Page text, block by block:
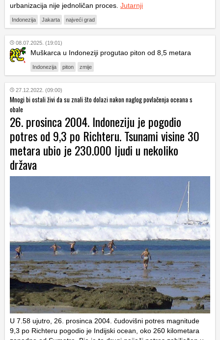
urbanizacija nije jednoličan proces. Jutarnji
Indonezija Jakarta najveći grad
08.07.2025. (19:01)
Muškarca u Indoneziji progutao piton od 8,5 metara
Indonezija piton zmije
27.12.2022. (09:00)
Mnogi bi ostali živi da su znali što dolazi nakon naglog povlačenja oceana s
obale
26. prosinca 2004. Indoneziju je pogodio
potres od 9,3 po Richteru. Tsunami visine 30
metara ubio je 230.000 ljudi u nekoliko
država
U 7.58 ujutro, 26. prosinca 2004. čudovišni potres magnitude
9,3 po Richteru pogodio je Indijski ocean, oko 260 kilometara